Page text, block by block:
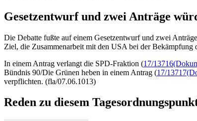
Gesetzentwurf und zwei Anträge
Die Debatte fußte auf einem Gesetzentwurf und zwei
Ziel, die Zusammenarbeit mit den USA bei der Bekämpfung
In einem Antrag verlangt die SPD-Fraktion (17/13716
Bündnis 90/Die Grünen heben in einem Antrag (17/13717
verpflichten. (fla/07.06.1013)
Reden zu diesem